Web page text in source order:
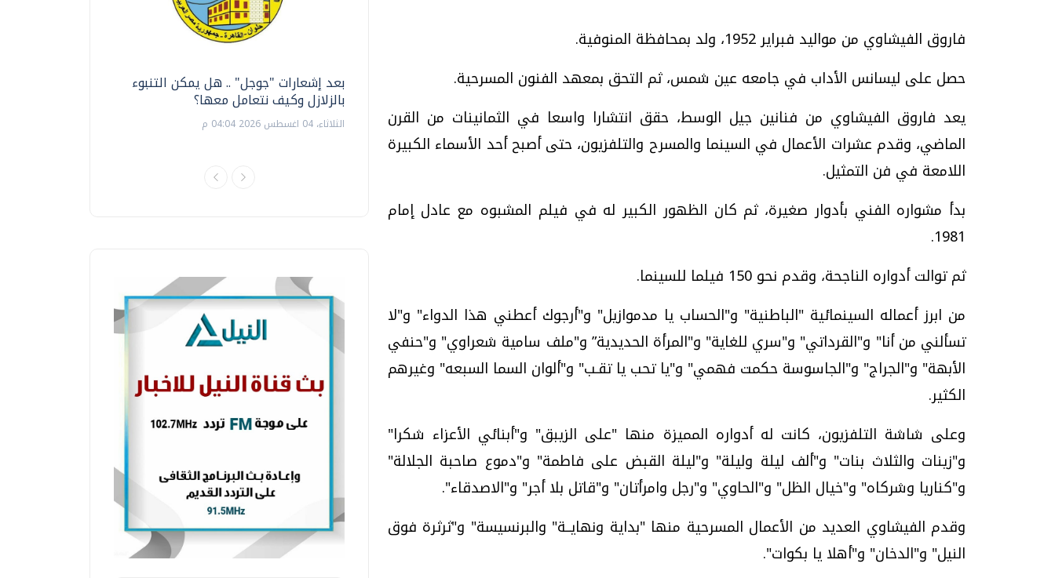
فاروق الفيشاوي من مواليد فبراير 1952، ولد بمحافظة المنوفية.
حصل على ليسانس الأداب في جامعه عين شمس، ثم التحق بمعهد الفنون المسرحية.
يعد فاروق الفيشاوي من فنانين جيل الوسط، حقق انتشارا واسعا في الثمانينات من القرن
الماضي، وقدم عشرات الأعمال في السينما والمسرح والتلفزيون، حتى أصبح أحد الأسماء الكبيرة
اللامعة في فن التمثيل.
بدأ مشواره الفني بأدوار صغيرة، ثم كان الظهور الكبير له في فيلم المشبوه مع عادل إمام
1981.
ثم توالت أدواره الناجحة، وقدم نحو 150 فيلما للسينما.
من ابرز أعماله السينمائية "الباطنية" و"الحساب يا مدموازيل" و"أرجوك أعطني هذا الدواء" و"لا
تسألني من أنا" و"القرداتي" و"سري للغاية" و"المرأة الحديدية” و"ملف سامية شعراوي" و"حنفي
الأبهة" و"الجراج" و"الجاسوسة حكمت فهمي" و"يا تحب يا تقـب" و"ألوان السما السبعه" وغيرهم
الكثير.
وعلى شاشة التلفزيون، كانت له أدواره المميزة منها "على الزيبق" و"أبنائي الأعزاء شكرا"
و"زينات والثلاث بنات" و"ألف ليلة وليلة" و"ليلة القبض على فاطمة" و"دموع صاحبة الجلالة"
و"كناريا وشركاه" و"خيال الظل" و"الحاوي" و"رجل وامرأتان" و"قاتل بلا أجر" و"الاصدقاء".
وقدم الفيشاوي العديد من الأعمال المسرحية منها "بداية ونهايــة" والبرنسيسة" و"ثرثرة فوق
النيل" و"الدخان" و"أهلا يا بكوات".
بعد إشعارات "جوجل" .. هل يمكن التنبوء
بالزلازل وكيف نتعامل معها؟
الثلاثاء، 04 اغسطس 2026 04:04 م
دليلك للتنسيق الجامعي .. تساؤلات
السبت، 01 اغسطس 2026 10:25 ص
فيديو.. الإعلام الرقمي.. تقنيات واعدة
الخميس، 30 يوليو 2026 01:09 م
موجات الطقس الساخنة.. لماذا تحدث وكيف